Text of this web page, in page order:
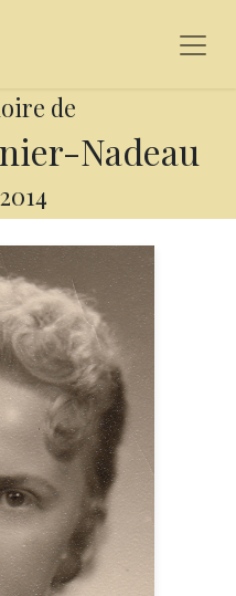
de
Nadeau
2014